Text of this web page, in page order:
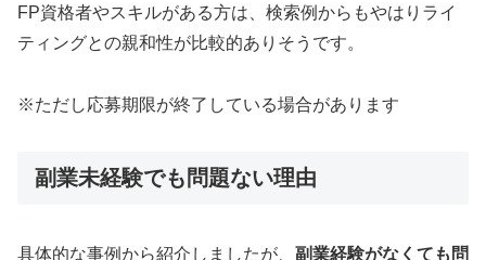
FP資格者やスキルがある方は、検索例からもやはりライ
ティングとの親和性が比較的ありそうです。
※ただし応募期限が終了している場合があります
副業未経験でも問題ない理由
具体的な事例から紹介しましたが、 副業経験がなくても問